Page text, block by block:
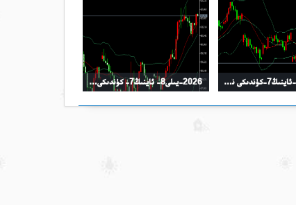
2026-يىلى8-ئاينىڭ7-كۈندىكى نىفىت سودا خۇلاسىسى 2026-يىلى8- ئاينىڭ7- كۈندىكى كۈمۈش سودا خۇلاسىسى